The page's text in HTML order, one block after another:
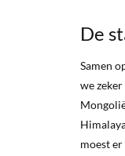
De
Samen
we
moest